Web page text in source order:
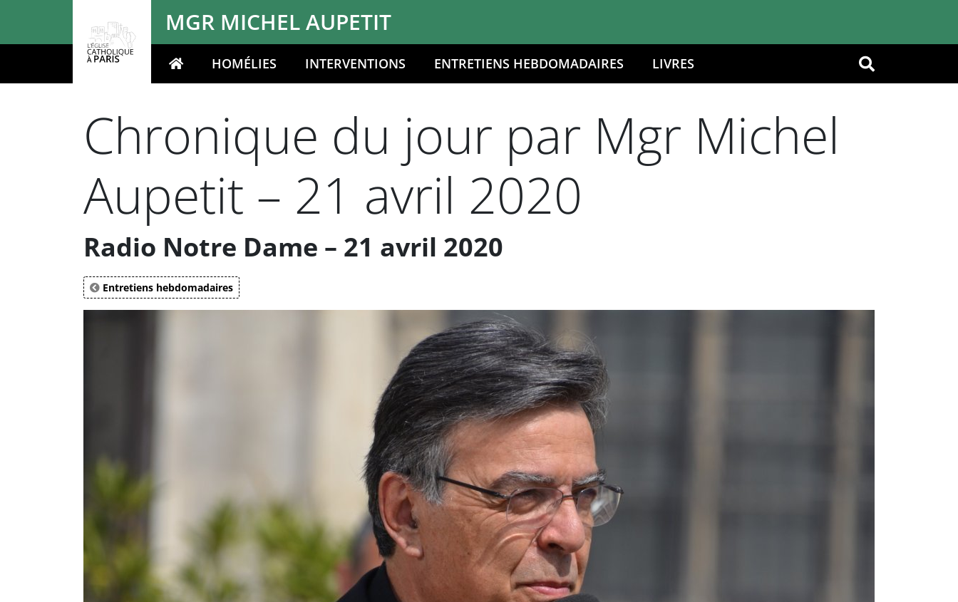
MGR MICHEL AUPETIT
Votre recherche OK
HOMÉLIES INTERVENTIONS ENTRETIENS HEBDOMADAIRES LIVRES
Chronique du jour par Mgr Michel
Aupetit – 21 avril 2020
Radio Notre Dame – 21 avril 2020
Entretiens hebdomadaires